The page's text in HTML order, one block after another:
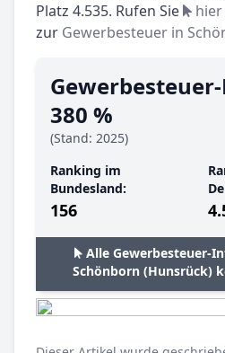
Platz 4.535. Rufen Sie
hier
zur Gewerbesteuer in
380 %
(Stand: 2025)
Ranking im
Bundesland:
156
Alle Gewerbesteuer-
Schönborn (Hunsrück)